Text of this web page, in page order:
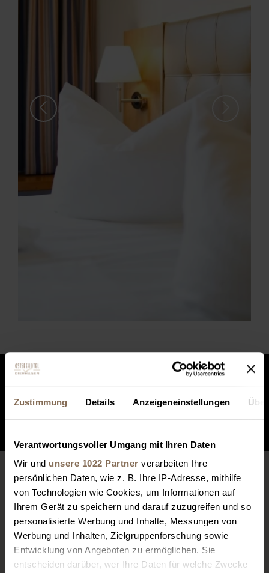
Zustimmung Details Anzeigeneinstellungen
Verantwortungsvoller Umgang mit Ihren Daten
Wir und unsere 1022 Partner verarbeiten Ihre
persönlichen Daten, wie z. B. Ihre IP-Adresse, mithilfe
von Technologien wie Cookies, um Informationen auf
Ihrem Gerät zu speichern und darauf zuzugreifen und so
personalisierte Werbung und Inhalte, Messungen von
Werbung und Inhalten, Zielgruppenforschung sowie
Entwicklung von Angeboten zu ermöglichen. Sie
entscheiden darüber, wer Ihre Daten für welche Zwecke
Zurück
ZIMMER BUCHEN
ZIMMER ANFRAGEN
ANNEHMLICHKEITEN